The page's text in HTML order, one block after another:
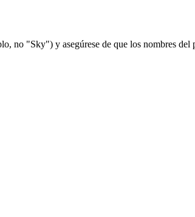
no "Sky") y asegúrese de que los nombres del